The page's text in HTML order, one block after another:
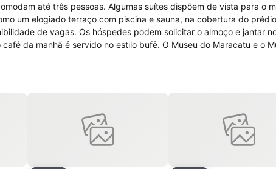
até três pessoas. Algumas suítes dispõem de vista para o
um elogiado terraço com piscina e sauna, na cobertura do
almoço e jantar no restaurante
no estilo bufê. O Museu do Maracatu e o Museu da
indicações para conhecer a história local. O Aeroporto